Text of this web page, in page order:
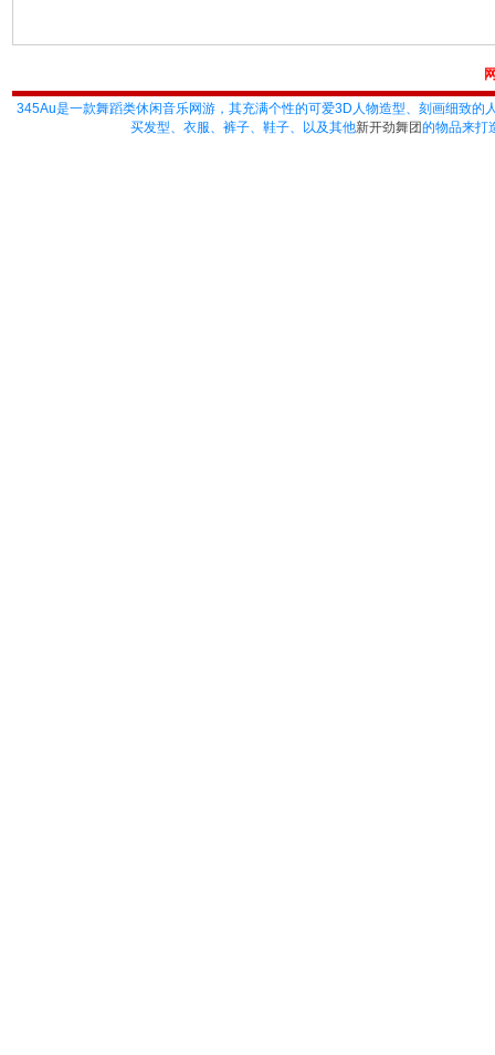
345Au是一款舞蹈类休闲音乐网游，其充满个性的可爱3D人物造型、刻画细致
买发型、衣服、裤子、鞋子、以及其他新开劲舞团的物品来打